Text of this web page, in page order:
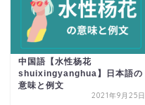
中国語【水性杨花
shuixingyanghua】日本語の
意味と例文
2021年9月25日